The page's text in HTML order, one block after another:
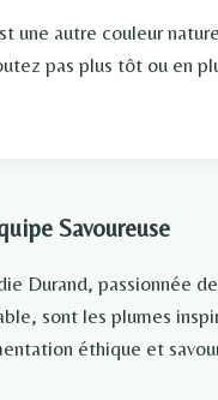
une autre couleur
pas plus tôt ou en
Savoureuse
Durand, passionnée
sont les plumes
éthique et